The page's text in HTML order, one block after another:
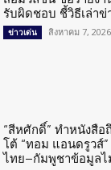
รับผิดชอบ ชี้วิธีเล่า
ข่าวเด่น สิงหาคม 7, 2026
“สีหศักดิ์” ทำหนังสือ
โต้ “ทอม แอนดรูวส์
ไทย–กัมพูชาข้อมูล